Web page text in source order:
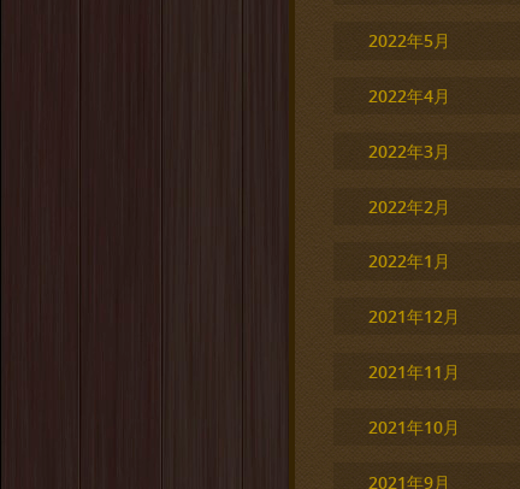
2022年5月
2022年4月
2022年3月
2022年2月
2022年1月
2021年12月
2021年11月
2021年10月
2021年9月